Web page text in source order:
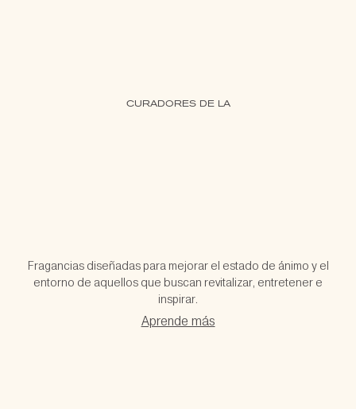
CURADORES DE LA
Fragancias diseñadas para mejorar el estado de ánimo y el
entorno de aquellos que buscan revitalizar, entretener e
inspirar.
Aprende más